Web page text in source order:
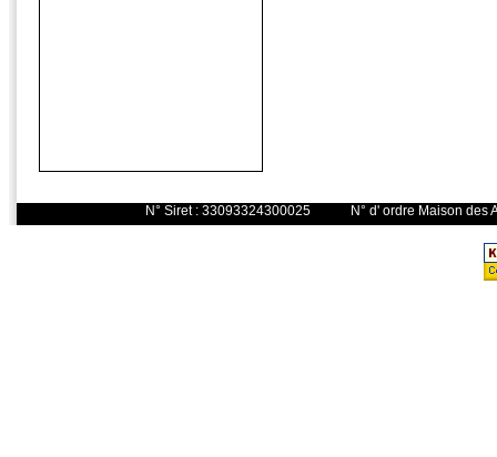
N° Siret : 33093324300025 N° d'